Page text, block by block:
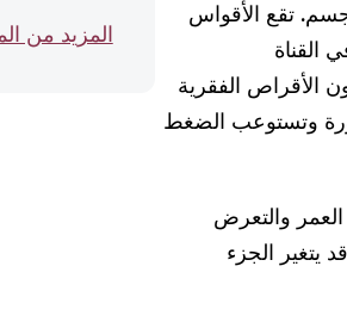
تقع الأقواس
القناة
الأقراص الفقرية
وتستوعب الضغط
والتعرض
يتغير الجزء
المزيد من